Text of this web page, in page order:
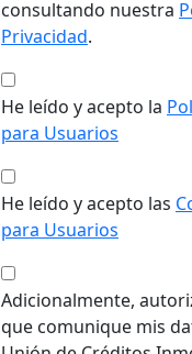
consultando nuestra
Privacidad.
He leído y acepto la
para Usuarios
He leído y acepto las
para Usuarios
Adicionalmente,
que comunique mis